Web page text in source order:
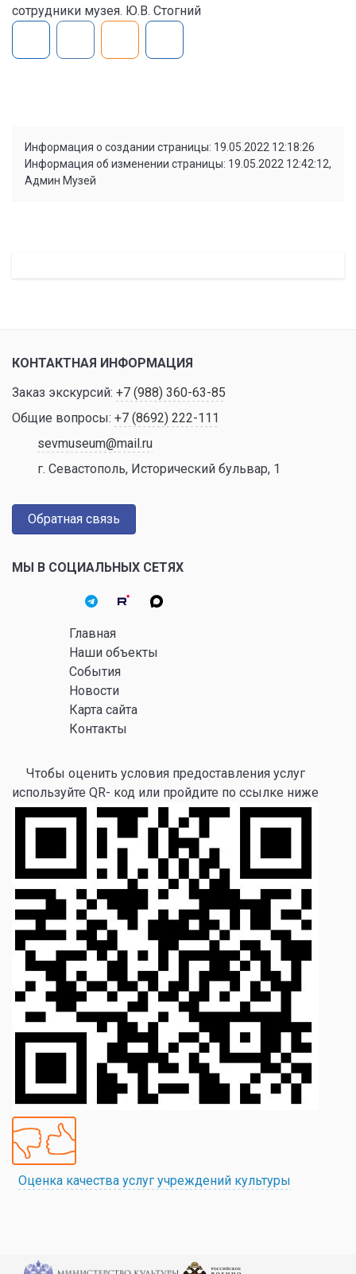
сотрудники музея. Ю.В. Стогний
Информация о создании страницы: 19.05.2022 12:18:26
Информация об изменении страницы: 19.05.2022 12:42:12,
Админ Музей
КОНТАКТНАЯ ИНФОРМАЦИЯ
Заказ экскурсий: +7 (988) 360-63-85
Общие вопросы: +7 (8692) 222-111
sevmuseum@mail.ru
г. Севастополь, Исторический бульвар, 1
Обратная связь
МЫ В СОЦИАЛЬНЫХ СЕТЯХ
Главная
Наши объекты
События
Новости
Карта сайта
Контакты
Чтобы оценить условия предоставления услуг
используйте QR- код или пройдите по ссылке ниже
Оценка качества услуг учреждений культуры